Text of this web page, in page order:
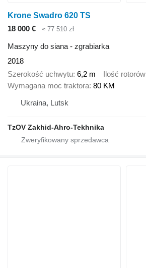
Krone Swadro 620 TS
18 000 €
≈ 77 510 zł
Maszyny do siana - zgrabiarka
2018
Szerokość uchwytu 6,2 m Ilość rotorów
Wymagana moc traktora 80 KM
Ukraina, Lutsk
TzOV Zakhid-Ahro-Tekhnika